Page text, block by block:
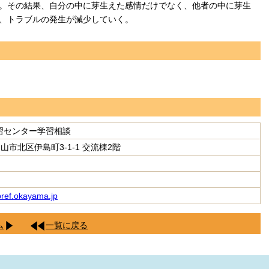
その結果、自分の中に芽生えた感情だけでなく、他者の中に芽生
ラブルの発生が減少していく。
センター学習相談
市北区伊島町3-1-1 交流棟2階
一覧に戻る